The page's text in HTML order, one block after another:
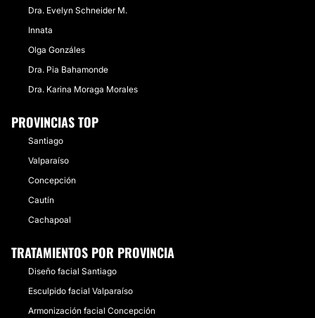
Dra. Evelyn Schneider M.
Innata
Olga Gonzáles
Dra. Pia Bahamonde
Dra. Karina Moraga Morales
PROVINCIAS TOP
Santiago
Valparaíso
Concepción
Cautín
Cachapoal
TRATAMIENTOS POR PROVINCIA
Diseño facial Santiago
Esculpido facial Valparaíso
Armonización facial Concepción